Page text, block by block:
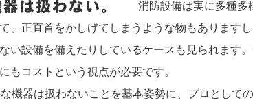
消防設備は実に多種多
、正直首をかしげてしまうような物もあります
い設備を備えたりしているケースも見られます
もコストという視点が必要です。
機器は扱わないことを基本姿勢に、プロとして